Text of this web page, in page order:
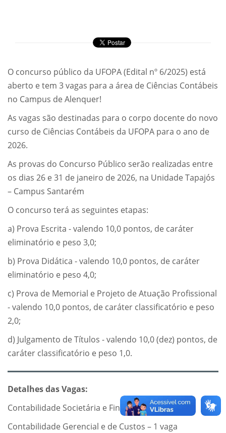
O concurso público da UFOPA (Edital nº 6/2025) está
aberto e tem 3 vagas para a área de Ciências Contábeis
no Campus de Alenquer!
As vagas são destinadas para o corpo docente do novo
curso de Ciências Contábeis da UFOPA para o ano de
2026.
As provas do Concurso Público serão realizadas entre
os dias 26 e 31 de janeiro de 2026, na Unidade Tapajós
– Campus Santarém
O concurso terá as seguintes etapas:
a) Prova Escrita - valendo 10,0 pontos, de caráter
eliminatório e peso 3,0;
b) Prova Didática - valendo 10,0 pontos, de caráter
eliminatório e peso 4,0;
c) Prova de Memorial e Projeto de Atuação Profissional
- valendo 10,0 pontos, de caráter classificatório e peso
2,0;
d) Julgamento de Títulos - valendo 10,0 (dez) pontos, de
caráter classificatório e peso 1,0.
Detalhes das Vagas:
Contabilidade Societária e Financeira – 1 vaga
Contabilidade Gerencial e de Custos – 1 vaga